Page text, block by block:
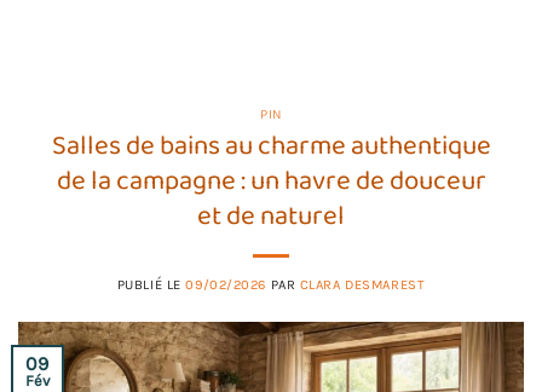
PIN
Salles de bains au charme authentique
de la campagne : un havre de douceur
et de naturel
PUBLIÉ LE09/02/2026 PAR CLARA DESMAREST
09
Fév